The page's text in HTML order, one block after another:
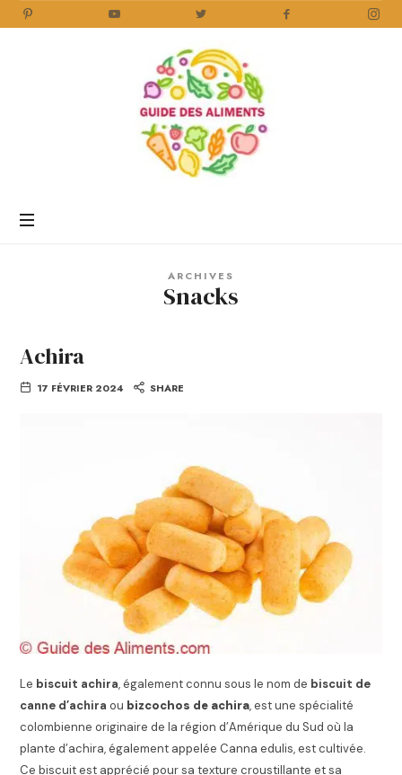
Aliments
ARCHIVES
Snacks
Achira
17 FÉVRIER 2024 SHARE
Le biscuit achira, également connu sous le nom de biscuit de
canne d’achiraou bizcochos de achira, est une spécialité
colombienne originaire de la région d’Amérique du Sud où la
plante d’achira, également appelée Canna edulis, est cultivée.
Ce biscuit est apprécié pour sa texture croustillante et sa